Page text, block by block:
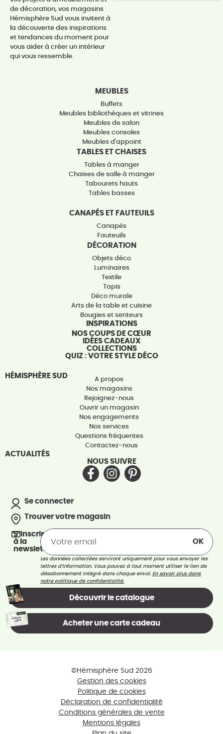
de décoration, vos magasins
Hémisphère Sud vous invitent à
la découverte des inspirations
et tendances du moment pour
vous aider à créer un intérieur
qui vous ressemble.
MEUBLES
Buffets
Meubles bibliothèques et vitrines
Meubles de salon
Meubles consoles
Meubles d'appoint
TABLES ET CHAISES
Tables à manger
Chaises de salle à manger
Tabourets hauts
Tables basses
CANAPÉS ET FAUTEUILS
Canapés
Fauteuils
DÉCORATION
Objets déco
Luminaires
Textile
Tapis
Déco murale
Arts de la table et cuisine
Bougies et senteurs
INSPIRATIONS
NOS COUPS DE CŒUR
IDÉES CADEAUX
COLLECTIONS
QUIZ : VOTRE STYLE DÉCO
HÉMISPHÈRE SUD
A propos
Nos magasins
Rejoignez-nous
Ouvrir un magasin
Nos engagements
Nos services
Questions fréquentes
Contactez-nous
ACTUALITÉS
NOUS SUIVRE
Se connecter
Trouver votre magasin
S’inscrire
à la
newsletter
Les données collectées serviront uniquement pour vous envoyer les
lettres d’information. Vous pouvez à tout moment utiliser le lien de
désabonnement intégré dans chaque envoi. En savoir plus dans
notre politique de confidentialité.
Découvrir le catalogue
Acheter une carte cadeau
©Hémisphère Sud 2026
Gestion des cookies
Politique de cookies
Déclaration de confidentialité
Conditions générales de vente
Mentions légales